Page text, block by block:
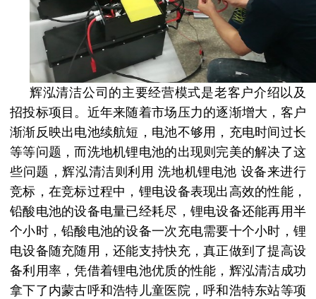
辉泓清洁公司的主要经营模式是老客户介绍以及
招投标项目。近年来随着市场压力的逐渐增大，客户
渐渐反映出电池续航短，电池不够用，充电时间过长
等等问题，而洗地机锂电池的出现则完美的解决了这
些问题，辉泓清洁则利用 洗地机锂电池 设备来进行
竞标，在竞标过程中，锂电设备表现出高效的性能，
铅酸电池的设备电量已经耗尽，锂电设备还能再用半
个小时，铅酸电池的设备一次充电需要十个小时，锂
电设备随充随用，还能支持快充，真正做到了提高设
备利用率，凭借着锂电池优质的性能，辉泓清洁成功
拿下了内蒙古呼和浩特儿童医院，呼和浩特东站等项